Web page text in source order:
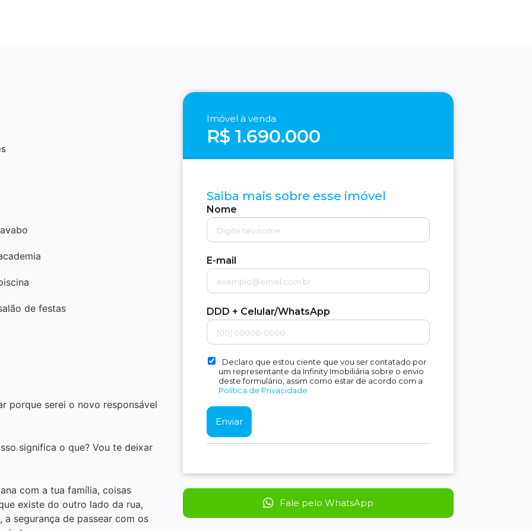
de festas
porque serei o novo responsável
significa o que? Vou te deixar
com a tua família, coisas
existe do outro lado da rua,
segurança de passear com os
Imóvel à venda
R$ 1.690.000
Saiba mais sobre esse imóvel
Nome
E-mail
DDD + Celular/WhatsApp
Declaro que estou ciente que vou ser contatado por
um representante da Infinity Imobiliária sobre o envio
deste formulário, assim como estar de acordo com a
Política de Privacidade.
Fale pelo WhatsApp